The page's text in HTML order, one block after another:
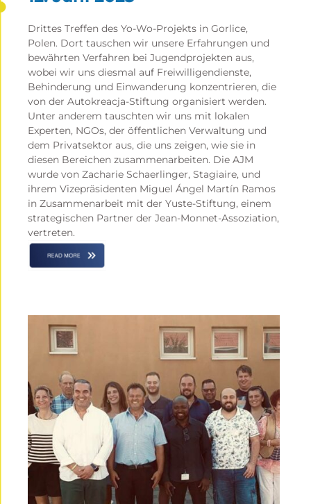
Drittes Treffen des Yo-Wo-Projekts in Gorlice,
Polen. Dort tauschen wir unsere Erfahrungen und
bewährten Verfahren bei Jugendprojekten aus,
wobei wir uns diesmal auf Freiwilligendienste,
Behinderung und Einwanderung konzentrieren, die
von der Autokreacja-Stiftung organisiert werden.
Unter anderem tauschten wir uns mit lokalen
Experten, NGOs, der öffentlichen Verwaltung und
dem Privatsektor aus, die uns zeigen, wie sie in
diesen Bereichen zusammenarbeiten. Die AJM
wurde von Zacharie Schaerlinger, Stagiaire, und
ihrem Vizepräsidenten Miguel Ángel Martín Ramos
in Zusammenarbeit mit der Yuste-Stiftung, einem
strategischen Partner der Jean-Monnet-Assoziation,
vertreten.